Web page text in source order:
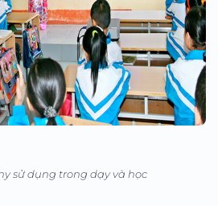
sử dụng trong dạy và học